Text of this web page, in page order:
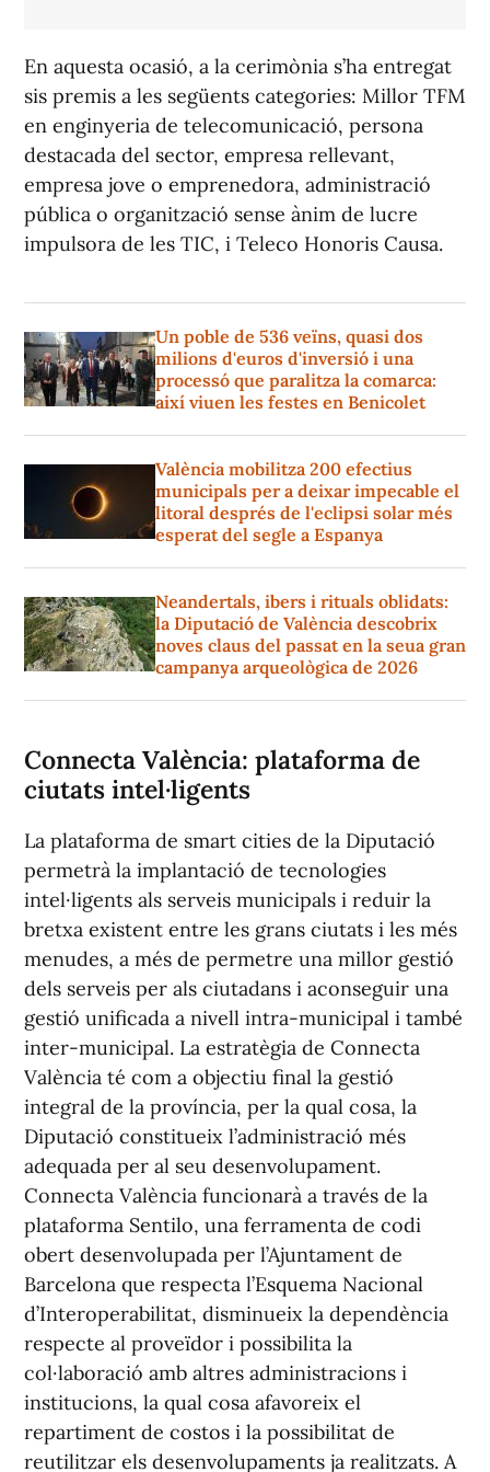
En aquesta ocasió, a la cerimònia s’ha entregat
sis premis a les següents categories: Millor TFM
en enginyeria de telecomunicació, persona
destacada del sector, empresa rellevant,
empresa jove o emprenedora, administració
pública o organització sense ànim de lucre
impulsora de les TIC, i Teleco Honoris Causa.
Un poble de 536 veïns, quasi dos
milions d'euros d'inversió i una
processó que paralitza la comarca:
així viuen les festes en Benicolet
València mobilitza 200 efectius
municipals per a deixar impecable el
litoral després de l'eclipsi solar més
esperat del segle a Espanya
Neandertals, ibers i rituals oblidats:
la Diputació de València descobrix
noves claus del passat en la seua gran
campanya arqueològica de 2026
Connecta València: plataforma de
ciutats intel·ligents
La plataforma de smart cities de la Diputació
permetrà la implantació de tecnologies
intel·ligents als serveis municipals i reduir la
bretxa existent entre les grans ciutats i les més
menudes, a més de permetre una millor gestió
dels serveis per als ciutadans i aconseguir una
gestió unificada a nivell intra-municipal i també
inter-municipal. La estratègia de Connecta
València té com a objectiu final la gestió
integral de la província, per la qual cosa, la
Diputació constitueix l’administració més
adequada per al seu desenvolupament.
Connecta València funcionarà a través de la
plataforma Sentilo, una ferramenta de codi
obert desenvolupada per l’Ajuntament de
Barcelona que respecta l’Esquema Nacional
d’Interoperabilitat, disminueix la dependència
respecte al proveïdor i possibilita la
col·laboració amb altres administracions i
institucions, la qual cosa afavoreix el
repartiment de costos i la possibilitat de
reutilitzar els desenvolupaments ja realitzats. A